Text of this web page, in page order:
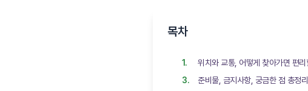
목차
위치와 교통, 어떻게 찾아가면 편
준비물, 금지사항, 궁금한 점 총정리